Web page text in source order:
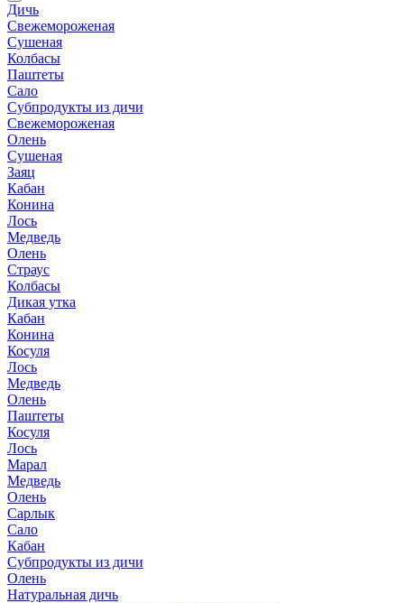
Дичь
Свежемороженая
Сушеная
Колбасы
Паштеты
Сало
Субпродукты из дичи
Свежемороженая
Олень
Сушеная
Заяц
Кабан
Конина
Лось
Медведь
Олень
Страус
Колбасы
Дикая утка
Кабан
Конина
Косуля
Лось
Медведь
Олень
Паштеты
Косуля
Лось
Марал
Медведь
Олень
Сарлык
Сало
Кабан
Субпродукты из дичи
Олень
Натуральная дичь